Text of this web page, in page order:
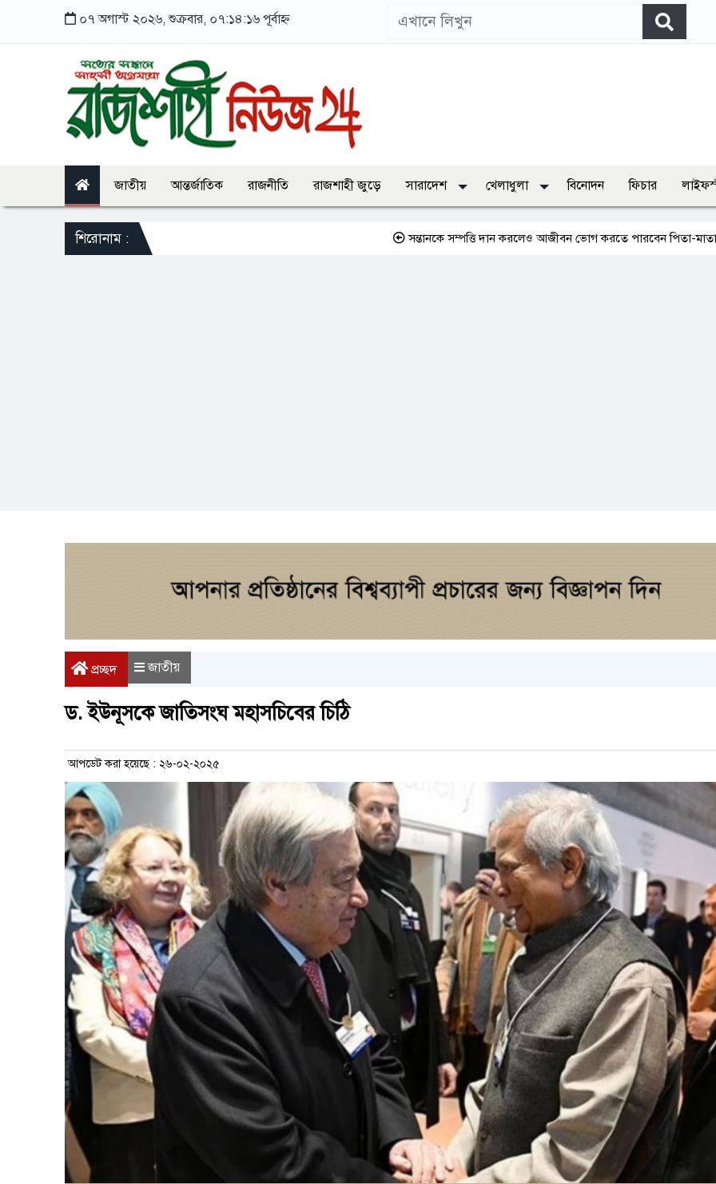
০৭ অগাস্ট ২০২৬, শুক্রবার, ০৭:১৪:১৬ পূর্বাহ্ন
জাতীয় আন্তর্জাতিক রাজনীতি রাজশাহী জুড়ে সারাদেশ খেলাধুলা বিনোদন ফিচার
শিরোনাম : সন্তানকে সম্পত্তি দান করলেও আজীবন ভোগ করতে পারবেন পিতা-মাতা
প্রচ্ছদ জাতীয়
ড. ইউনূসকে জাতিসংঘ মহাসচিবের চিঠি
আপডেট করা হয়েছে : ২৬-০২-২০২৫